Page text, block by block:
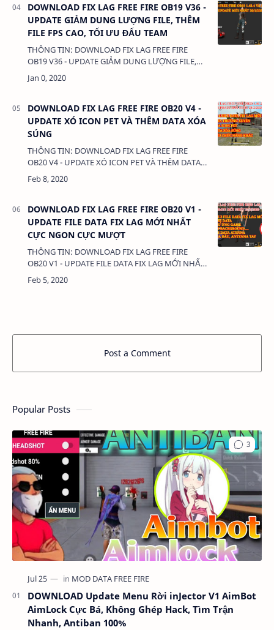
DOWNLOAD FIX LAG FREE FIRE OB19 V36 -
UPDATE GIẢM DUNG LƯỢNG FILE, THÊM
FILE FPS CAO, TỐI ƯU ĐẤU TEAM
THÔNG TIN: DOWNLOAD FIX LAG FREE FIRE
OB19 V36 - UPDATE GIẢM DUNG LƯỢNG FILE,
THÊM FILE FPS CAO, TỐI ƯU ĐẤU TEAM DUNG
DOWNLOAD FIX LAG FREE FIRE OB20 V4 -
UPDATE XÓ ICON PET VÀ THÊM DATA XÓA
SÚNG
THÔNG TIN: DOWNLOAD FIX LAG FREE FIRE
OB20 V4 - UPDATE XÓ ICON PET VÀ THÊM DATA
XÓA SÚNG DUNG LƯỢNG: 215KB LINK: - FILE
DOWNLOAD FIX LAG FREE FIRE OB20 V1 -
UPDATE FILE DATA FIX LAG MỚI NHẤT
CỰC NGON CỰC MƯỢT
THÔNG TIN: DOWNLOAD FIX LAG FREE FIRE
OB20 V1 - UPDATE FILE DATA FIX LAG MỚI NHẤT
CỰC NGON CỰC MƯỢT DUNG LƯỢNG: 325KB
LINK: + FILE…
Post a Comment
Popular Posts
DOWNLOAD Update Menu Rời inJector V1 AimBot
AimLock Cực Bá, Không Ghép Hack, Tìm Trận
Nhanh, Antiban 100%